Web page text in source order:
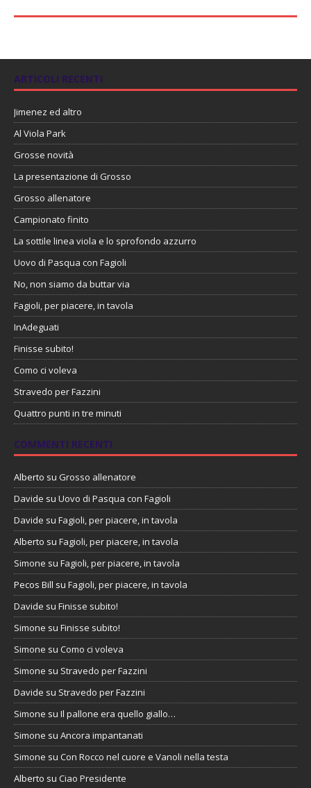
ARTICOLI RECENTI
Jimenez ed altro
Al Viola Park
Grosse novità
La presentazione di Grosso
Grosso allenatore
Campionato finito
La sottile linea viola e lo sprofondo azzurro
Uovo di Pasqua con Fagioli
No, non siamo da buttar via
Fagioli, per piacere, in tavola
InAdeguati
Finisse subito!
Como ci voleva
Stravedo per Fazzini
Quattro punti in tre minuti
COMMENTI RECENTI
Alberto su Grosso allenatore
Davide su Uovo di Pasqua con Fagioli
Davide su Fagioli, per piacere, in tavola
Alberto su Fagioli, per piacere, in tavola
Simone su Fagioli, per piacere, in tavola
Pecos Bill su Fagioli, per piacere, in tavola
Davide su Finisse subito!
Simone su Finisse subito!
Simone su Como ci voleva
Simone su Stravedo per Fazzini
Davide su Stravedo per Fazzini
Simone su Il pallone era quello giallo…
Simone su Ancora impantanati
Simone su Con Rocco nel cuore e Vanoli nella testa
Alberto su Ciao Presidente